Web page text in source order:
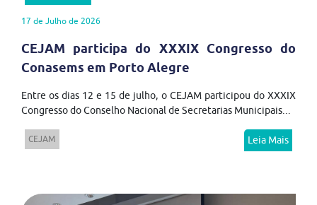
17 de Julho de 2026
CEJAM participa do XXXIX Congresso do
Conasems em Porto Alegre
Entre os dias 12 e 15 de julho, o CEJAM participou do XXXIX
Congresso do Conselho Nacional de Secretarias Municipais...
CEJAM Leia Mais